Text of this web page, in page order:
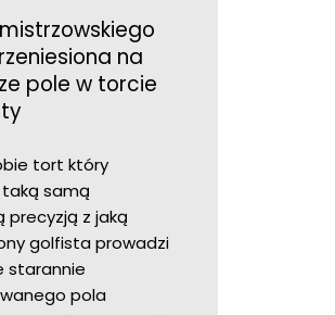
na
pole w torcie
tort który
samą
precyzją z jaką
golfista prowadzi
starannie
pola